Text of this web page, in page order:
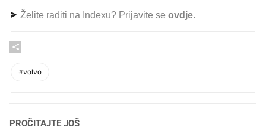
Želite raditi na Indexu? Prijavite se ovdje.
#volvo
PROČITAJTE JOŠ